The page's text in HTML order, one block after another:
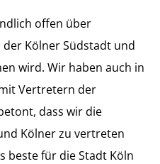
offen über
Kölner Südstadt und
wird. Wir haben auch in
Vertretern der
dass wir die
Kölner zu vertreten
beste für die Stadt Köln